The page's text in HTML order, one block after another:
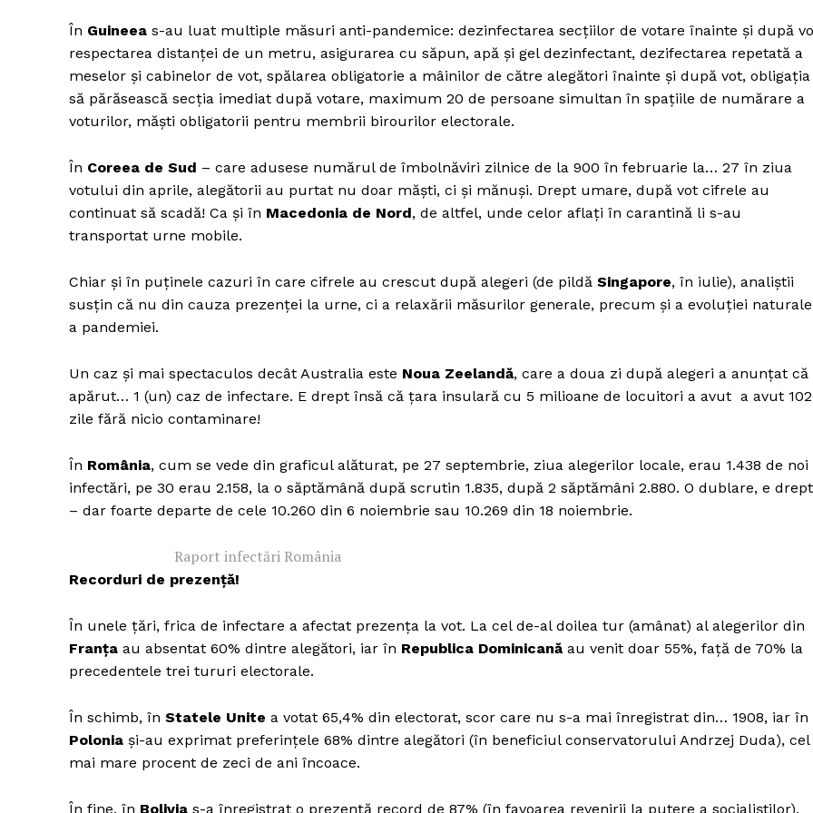
În Guineea s-au luat multiple măsuri anti-pandemice: dezinfectarea secțiilor de votare înainte și după
respectarea distanței de un metru, asigurarea cu săpun, apă și gel dezinfectant, dezifectarea repetată a
meselor și cabinelor de vot, spălarea obligatorie a mâinilor de către alegători înainte și după vot, obligaţia
să părăsească secţia imediat după votare, maximum 20 de persoane simultan în spaţiile de numărare a
voturilor, măști obligatorii pentru membrii birourilor electorale.
În Coreea de Sud – care adusese numărul de îmbolnăviri zilnice de la 900 în februarie la… 27 în ziua
votului din aprile, alegătorii au purtat nu doar măști, ci și mănuși. Drept umare, după vot cifrele au
continuat să scadă! Ca și în Macedonia de Nord, de altfel, unde celor aflați în carantină li s-au
transportat urne mobile.
Chiar și în puținele cazuri în care cifrele au crescut după alegeri (de pildă Singapore, în iulie), analiștii
susțin că nu din cauza prezenței la urne, ci a relaxării măsurilor generale, precum și a evoluției naturale
a pandemiei.
Un caz și mai spectaculos decât Australia este Noua Zeelandă, care a doua zi după alegeri a anunțat că
apărut… 1 (un) caz de infectare. E drept însă că țara insulară cu 5 milioane de locuitori a avut a avut 102
zile fără nicio contaminare!
În România, cum se vede din graficul alăturat, pe 27 septembrie, ziua alegerilor locale, erau 1.438 de noi
infectări, pe 30 erau 2.158, la o săptămână după scrutin 1.835, după 2 săptămâni 2.880. O dublare, e drept
– dar foarte departe de cele 10.260 din 6 noiembrie sau 10.269 din 18 noiembrie.
Raport infectări România
Recorduri de prezență!
În unele țări, frica de infectare a afectat prezența la vot. La cel de-al doilea tur (amânat) al alegerilor din
Franța au absentat 60% dintre alegători, iar în Republica Dominicană au venit doar 55%, față de 70% la
precedentele trei tururi electorale.
În schimb, în Statele Unite a votat 65,4% din electorat, scor care nu s-a mai înregistrat din… 1908, iar în
Polonia și-au exprimat preferințele 68% dintre alegători (în beneficiul conservatorului Andrzej Duda), cel
mai mare procent de zeci de ani încoace.
În fine, în Bolivia s-a înregistrat o prezență record de 87% (în favoarea revenirii la putere a socialiștilor).